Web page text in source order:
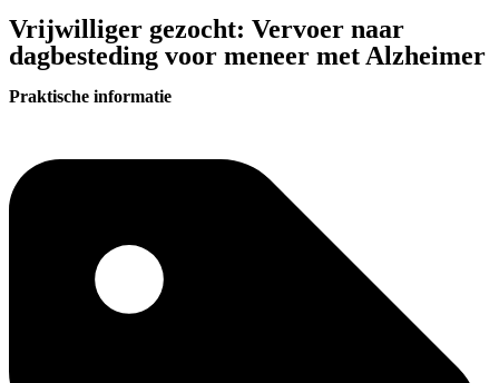
Vrijwilliger gezocht: Vervoer naar
dagbesteding voor meneer met Alzheimer
Praktische informatie